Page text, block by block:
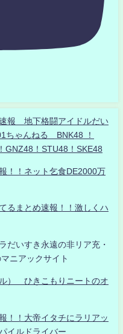
報 地下格闘アイドルだい
ちゃんねる BNK48 ！
GNZ48！STU48！SKE48
！！ネット乞食DE2000万
るまとめ速報！！激しくハ
だいすき永遠の非リア充・
ニアックサイト
） ひきこもりニートのオ
！！大帝イタチにラリアッ
イルドライバー